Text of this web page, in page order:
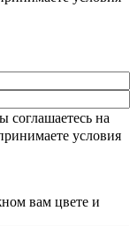
соглашаетесь на
условия
вам цвете и